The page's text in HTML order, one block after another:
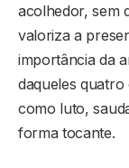
acolhedor, sem
valoriza a
importância da
daqueles quatro
como luto,
forma tocante.